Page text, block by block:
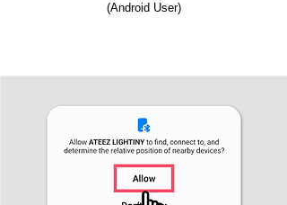
(Android User)